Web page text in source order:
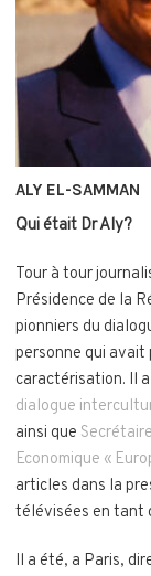
ALY EL-SAMMAN
Qui était Dr Aly?
Tour à tour
Présidence de la
pionniers du
personne qui
caractérisation. Il
dialogue
ainsi que
Economique «
articles dans la
télévisées en tant
Il a été, a Paris,